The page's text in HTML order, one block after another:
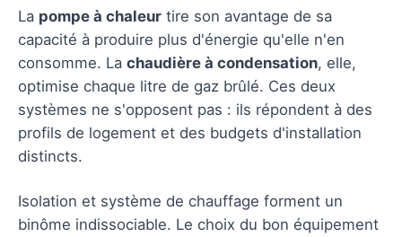
La pompe à chaleur tire son avantage de sa
capacité à produire plus d'énergie qu'elle n'en
consomme. La chaudière à condensation, elle,
optimise chaque litre de gaz brûlé. Ces deux
systèmes ne s'opposent pas : ils répondent à des
profils de logement et des budgets d'installation
distincts.
Isolation et système de chauffage forment un
binôme indissociable. Le choix du bon équipement